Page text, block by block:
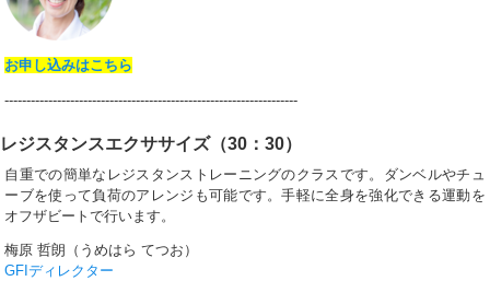
お申し込みはこちら
-------------------------------------------------------------------
レジスタンスエクササイズ（30：30）
自重での簡単なレジスタンストレーニングのクラスです。ダンベルやチュ
ーブを使って負荷のアレンジも可能です。手軽に全身を強化できる運動を
オフザビートで行います。
梅原 哲朗（うめはら てつお）
GFIディレクター